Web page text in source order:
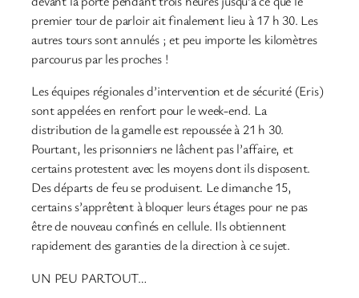
premier tour de parloir ait finalement lieu à 17 h 30. Les
autres tours sont annulés ; et peu importe les kilomètres
parcourus par les proches !
Les équipes régionales d’intervention et de sécurité (Eris)
sont appelées en renfort pour le week-end. La
distribution de la gamelle est repoussée à 21 h 30.
Pourtant, les prisonniers ne lâchent pas l’affaire, et
certains protestent avec les moyens dont ils disposent.
Des départs de feu se produisent. Le dimanche 15,
certains s’apprêtent à bloquer leurs étages pour ne pas
être de nouveau confinés en cellule. Ils obtiennent
rapidement des garanties de la direction à ce sujet.
UN PEU PARTOUT…